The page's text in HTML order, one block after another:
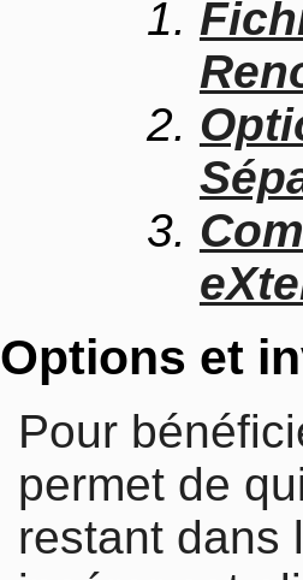
Options et
Pour
permet de
restant dans